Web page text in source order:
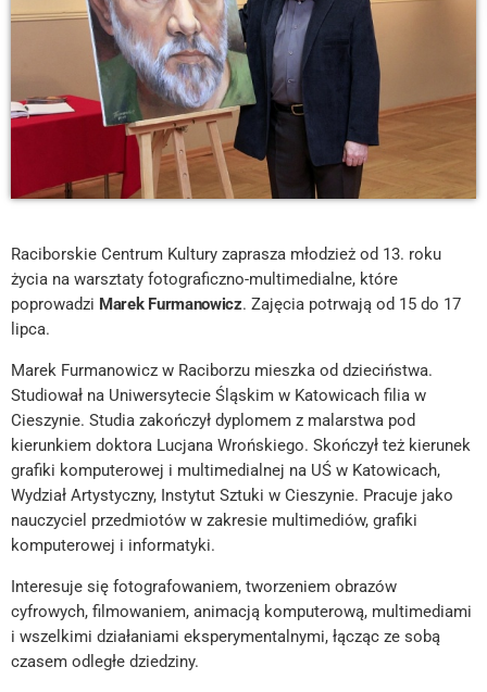
Raciborskie Centrum Kultury zaprasza młodzież od 13. roku
życia na warsztaty fotograficzno-multimedialne, które
poprowadzi Marek Furmanowicz. Zajęcia potrwają od 15 do 17
lipca.
Marek Furmanowicz w Raciborzu mieszka od dzieciństwa.
Studiował na Uniwersytecie Śląskim w Katowicach filia w
Cieszynie. Studia zakończył dyplomem z malarstwa pod
kierunkiem doktora Lucjana Wrońskiego. Skończył też kierunek
grafiki komputerowej i multimedialnej na UŚ w Katowicach,
Wydział Artystyczny, Instytut Sztuki w Cieszynie. Pracuje jako
nauczyciel przedmiotów w zakresie multimediów, grafiki
komputerowej i informatyki.
Interesuje się fotografowaniem, tworzeniem obrazów
cyfrowych, filmowaniem, animacją komputerową, multimediami
i wszelkimi działaniami eksperymentalnymi, łącząc ze sobą
czasem odległe dziedziny.